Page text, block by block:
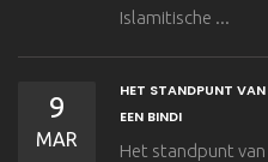
Islamitische ...
9
MAR
HET STANDPUNT
EEN BINDI
Het standpunt